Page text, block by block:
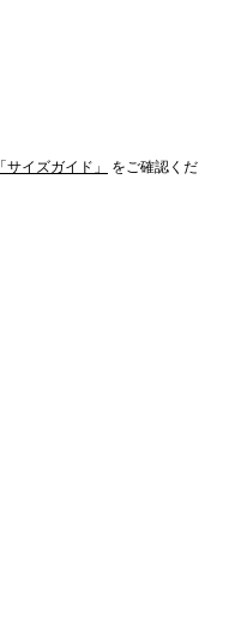
「サイズガイド」
をご確認くだ